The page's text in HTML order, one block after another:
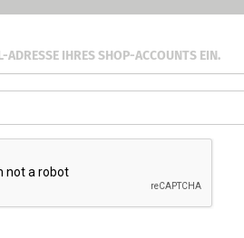
IHRES SHOP-ACCOUNTS EIN.